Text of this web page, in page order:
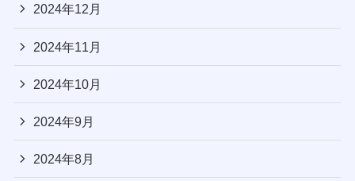
2024年12月
2024年11月
2024年10月
2024年9月
2024年8月